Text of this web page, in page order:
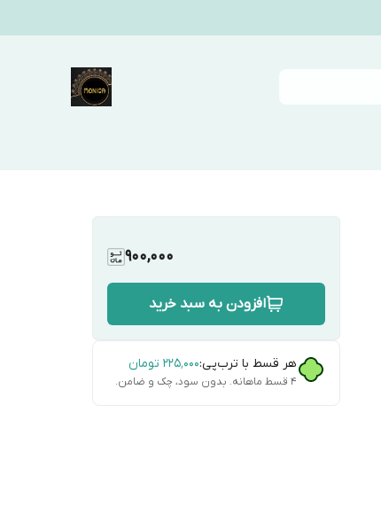
900,000
افزودن به سبد خرید
هر قسط با ترب‌پی:۲۲۵٬۰۰۰ تومان
۴ قسط ماهانه. بدون سود، چک و ضامن.